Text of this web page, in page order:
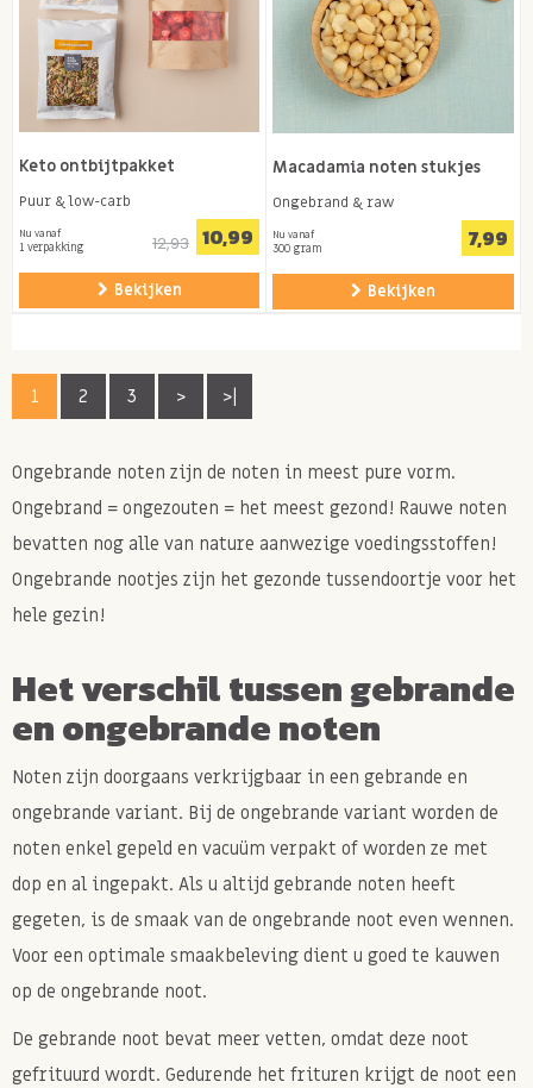
Keto ontbijtpakket
Puur & low-carb
Nu vanaf
1 verpakking 12,93 10,99
Bekijken
Macadamia noten stukjes
Ongebrand & raw
Nu vanaf
300 gram 7,99
Bekijken
1 2 3 > >|
Ongebrande noten zijn de noten in meest pure vorm.
Ongebrand = ongezouten = het meest gezond! Rauwe noten
bevatten nog alle van nature aanwezige voedingsstoffen!
Ongebrande nootjes zijn het gezonde tussendoortje voor het
hele gezin!
Het verschil tussen gebrande
en ongebrande noten
Noten zijn doorgaans verkrijgbaar in een gebrande en
ongebrande variant. Bij de ongebrande variant worden de
noten enkel gepeld en vacuüm verpakt of worden ze met
dop en al ingepakt. Als u altijd gebrande noten heeft
gegeten, is de smaak van de ongebrande noot even wennen.
Voor een optimale smaakbeleving dient u goed te kauwen
op de ongebrande noot.
De gebrande noot bevat meer vetten, omdat deze noot
gefrituurd wordt. Gedurende het frituren krijgt de noot een